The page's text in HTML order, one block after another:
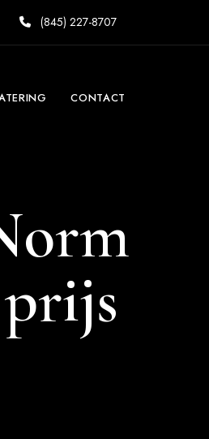
(845) 227-8707
CONTACT